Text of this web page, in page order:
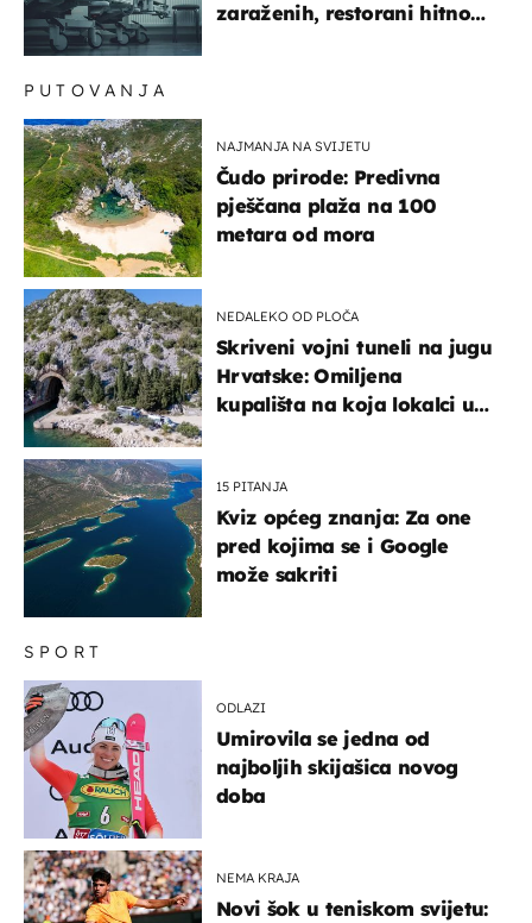
zaraženih, restorani hitno
SPORT
ODLAZI
Umirovila se jedna od
najboljih skijašica novog
doba
NEMA KRAJA
Novi šok u teniskom svijetu:
PUTOVANJA
NAJMANJA NA SVIJETU
Čudo prirode: Predivna
pješčana plaža na 100
metara od mora
NEDALEKO OD PLOČA
Skriveni vojni tuneli na jugu
Hrvatske: Omiljena
kupališta na koja lokalci u
15 PITANJA
Kviz općeg znanja: Za one
pred kojima se i Google
može sakriti